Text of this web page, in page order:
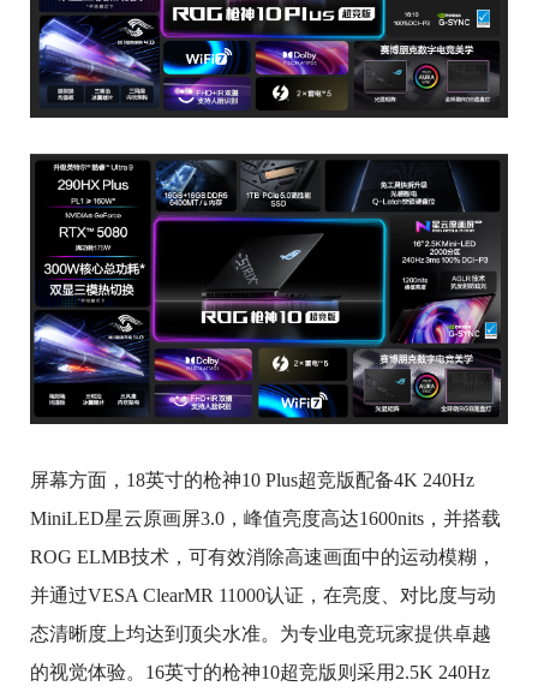
屏幕方面，18英寸的枪神10 Plus超竞版配备4K 240Hz
MiniLED星云原画屏3.0，峰值亮度高达1600nits，并搭载
ROG ELMB技术，可有效消除高速画面中的运动模糊，
并通过VESA ClearMR 11000认证，在亮度、对比度与动
态清晰度上均达到顶尖水准。为专业电竞玩家提供卓越
的视觉体验。16英寸的枪神10超竞版则采用2.5K 240Hz